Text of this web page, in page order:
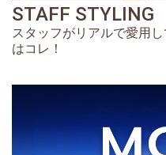
STAFF STYLING
スタッフがリアルで愛用
はコレ！